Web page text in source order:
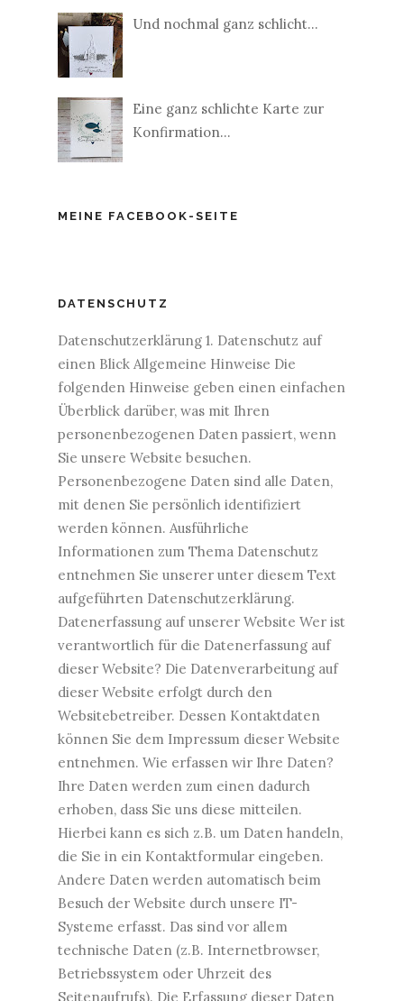
Und nochmal ganz schlicht...
Eine ganz schlichte Karte zur
Konfirmation...
MEINE FACEBOOK-SEITE
DATENSCHUTZ
Datenschutzerklärung 1. Datenschutz auf
einen Blick Allgemeine Hinweise Die
folgenden Hinweise geben einen einfachen
Überblick darüber, was mit Ihren
personenbezogenen Daten passiert, wenn
Sie unsere Website besuchen.
Personenbezogene Daten sind alle Daten,
mit denen Sie persönlich identifiziert
werden können. Ausführliche
Informationen zum Thema Datenschutz
entnehmen Sie unserer unter diesem Text
aufgeführten Datenschutzerklärung.
Datenerfassung auf unserer Website Wer ist
verantwortlich für die Datenerfassung auf
dieser Website? Die Datenverarbeitung auf
dieser Website erfolgt durch den
Websitebetreiber. Dessen Kontaktdaten
können Sie dem Impressum dieser Website
entnehmen. Wie erfassen wir Ihre Daten?
Ihre Daten werden zum einen dadurch
erhoben, dass Sie uns diese mitteilen.
Hierbei kann es sich z.B. um Daten handeln,
die Sie in ein Kontaktformular eingeben.
Andere Daten werden automatisch beim
Besuch der Website durch unsere IT-
Systeme erfasst. Das sind vor allem
technische Daten (z.B. Internetbrowser,
Betriebssystem oder Uhrzeit des
Seitenaufrufs). Die Erfassung dieser Daten